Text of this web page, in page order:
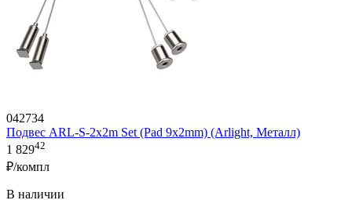
042734
Подвес ARL-S-2x2m Set (Pad 9x2mm) (Arlight, Металл)
1 82942
₽/компл
В наличии